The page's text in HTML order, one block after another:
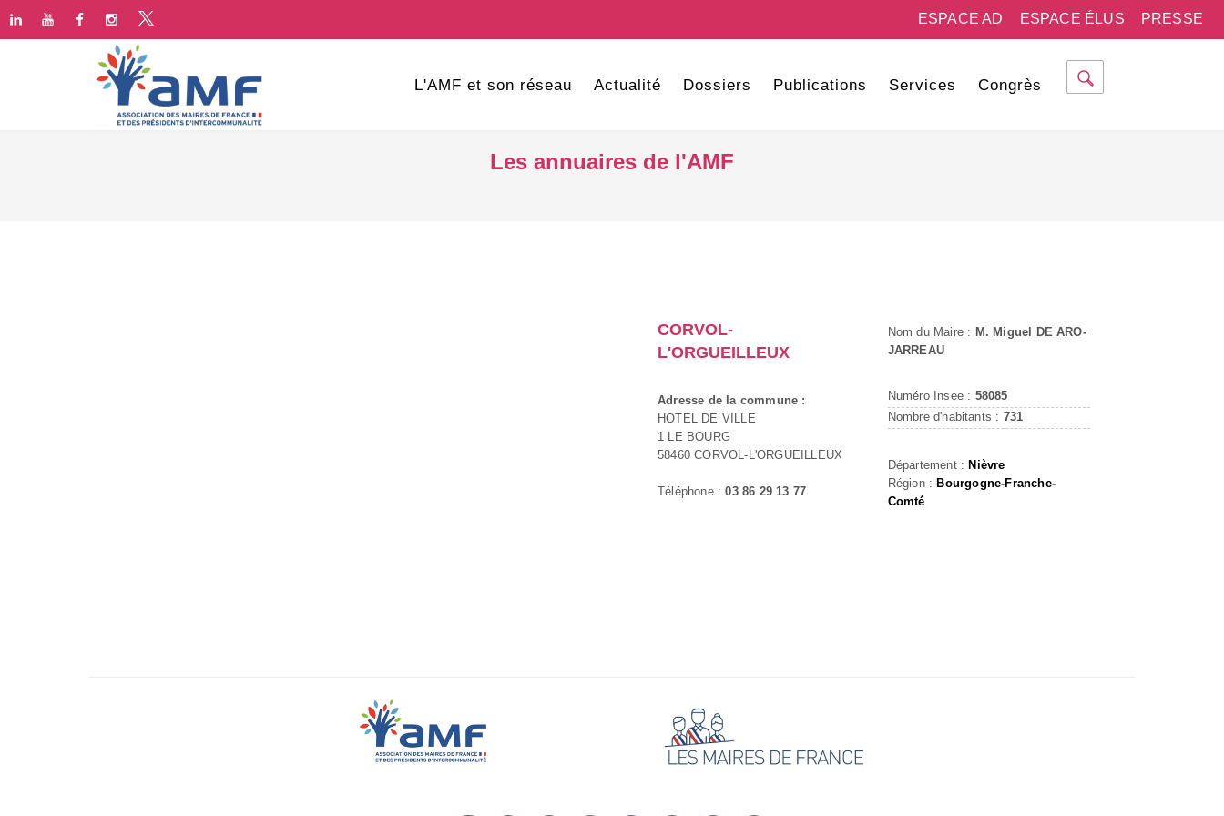
PRESSE
ESPACE ÉLUS
ESPACE AD
L'AMF et son réseau Actualité Dossiers Publications Services Congrès
Les annuaires de l'AMF
CORVOL-
L'ORGUEILLEUX
Adresse de la commune :
HOTEL DE VILLE
1 LE BOURG
58460 CORVOL-L'ORGUEILLEUX
Téléphone :03 86 29 13 77
Nom du Maire : M. Miguel DE ARO-
JARREAU
Numéro Insee : 58085
Nombre d'habitants : 731
Département : Nièvre
Région : Bourgogne-Franche-
Comté